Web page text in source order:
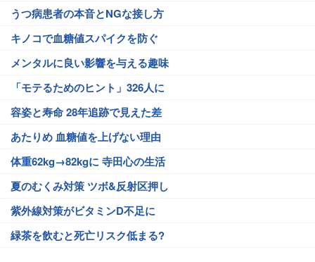
うつ病患者の本音とNGな接し方
キノコで血糖値スパイクを防ぐ
メンタルに良い影響を与える趣味
「モテるためのヒント」326人に
容姿と寿命 28年追跡で見えた差
あたりめ 血糖値を上げない理由
体重62kg→82kgに 寺田心の生活
夏のむくみ対策 ツボ&反射区押し
紫外線対策がビタミンD不足に
緑茶を飲むと死亡リスク低まる?